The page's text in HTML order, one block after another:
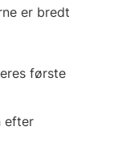
er bredt
første
efter